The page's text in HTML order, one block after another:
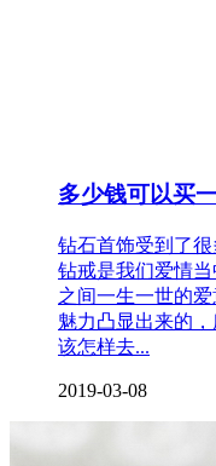
多少钱可以买
钻石首饰受到了
钻戒是我们爱情
之间一生一世的
魅力凸显出来的
该怎样去...
2019-03-08